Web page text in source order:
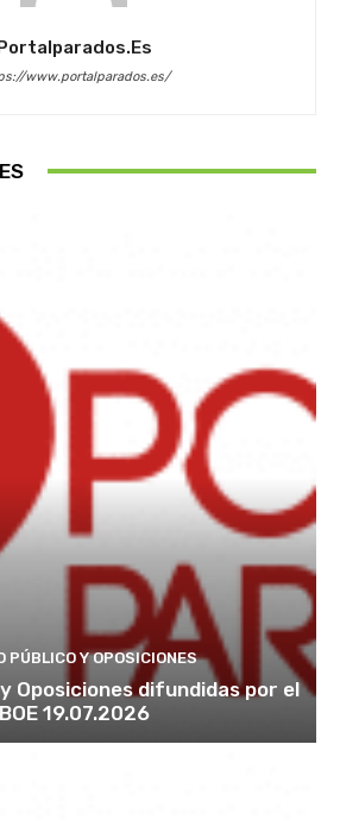
www.portalparados.es/
PÚBLICO Y OPOSICIONES
Oposiciones difundidas por el
BOE 19.07.2026